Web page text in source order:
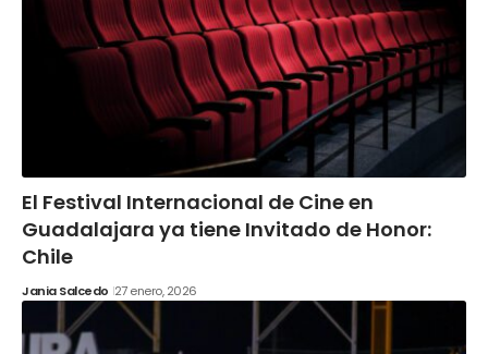
El Festival Internacional de Cine en
Guadalajara ya tiene Invitado de Honor:
Chile
Jania Salcedo 27 enero, 2026